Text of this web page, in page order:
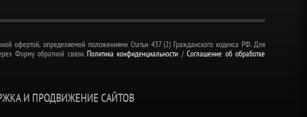
офертой, определяемой положениями Статьи 437 (2) Гражданского кодекса РФ. Для
Форму обратной связи. Политика конфиденциальности /Соглашение об обработке
И ПРОДВИЖЕНИЕ САЙТОВ